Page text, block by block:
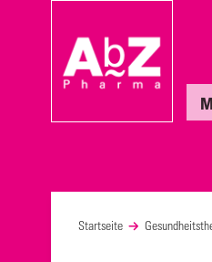
Startseite